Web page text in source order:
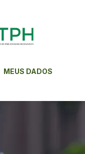
MEUS DADOS